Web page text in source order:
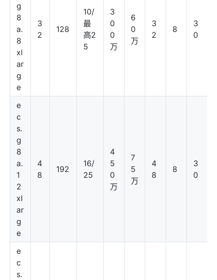
g
8
a.
8
xl
ar
g
e
3
2
128
10/
最
高2
5
3
0
0
万
6
0
万
3
2
8
3
0
e
c
s.
g
8
a.
1
2
xl
ar
g
e
4
8
192
16/
25
4
5
0
万
7
5
万
4
8
8
3
0
e
c
s.